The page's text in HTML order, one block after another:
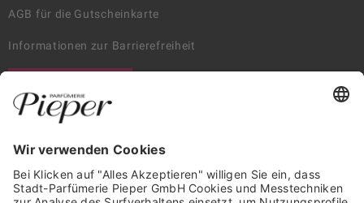
AGB für die Gutscheinkarte
Informationen zur Barrierefreiheit